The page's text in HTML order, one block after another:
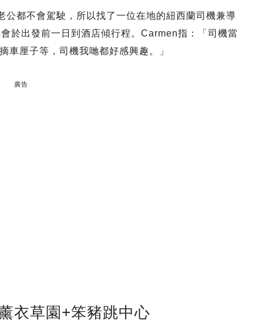
都不會駕駛，所以找了一位在地的紐西蘭司機兼導
於出發前一日到酒店傾行程。Carmen指：「司機當
車厘子等，司機我哋都好感興趣。」
廣告
衣草園+笨豬跳中心